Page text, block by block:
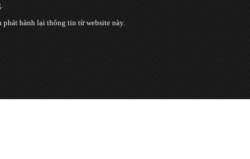
hành lại thông tin từ website này.